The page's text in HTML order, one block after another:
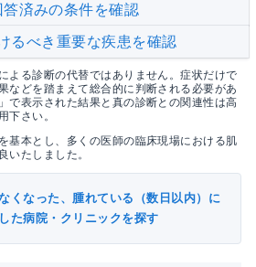
済みの条件を確認
るべき重要な疾患を確認
よる診断の代替ではありません。症状だけで
などを踏まえて総合的に判断される必要があ
で表示された結果と真の診断との関連性は高
下さい。
基本とし、多くの医師の臨床現場における肌
いたしました。
くなった、腫れている（数日以内）に
た病院・クリニックを探す